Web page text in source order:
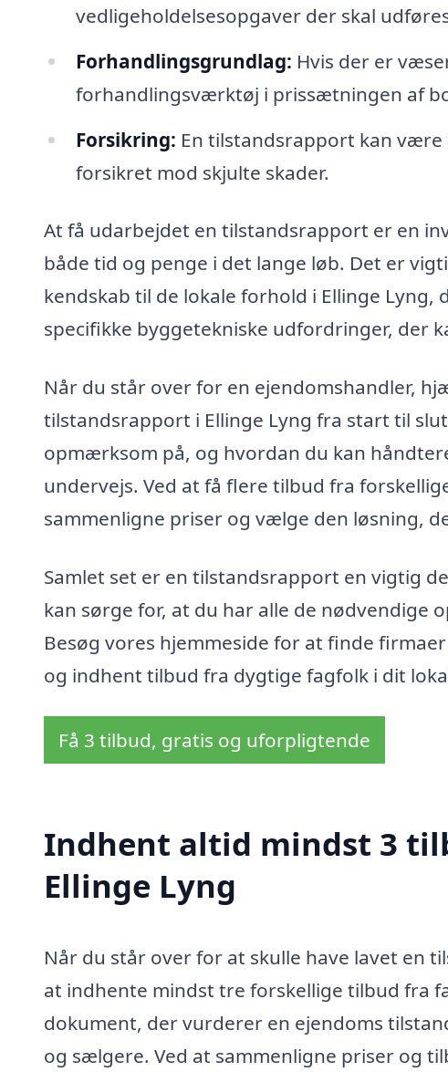
vedligeholdelsesopgaver der skal
Forhandlingsgrundlag: Hvis der er
forhandlingsværktøj i prissætningen af
Forsikring: En tilstandsrapport kan
forsikret mod skjulte skader.
At få udarbejdet en tilstandsrapport er en
både tid og penge i det lange løb. Det er
kendskab til de lokale forhold i Ellinge
specifikke byggetekniske udfordringer, der
Når du står over for en ejendomshandler,
tilstandsrapport i Ellinge Lyng fra start til
opmærksom på, og hvordan du kan
undervejs. Ved at få flere tilbud fra
sammenligne priser og vælge den løsning,
Samlet set er en tilstandsrapport en vigtig
kan sørge for, at du har alle de nødvendige
Besøg vores hjemmeside for at finde
og indhent tilbud fra dygtige fagfolk i dit
Få 3 tilbud, gratis og uforpligtende
Indhent altid mindst 3
Ellinge Lyng
Når du står over for at skulle have lavet en
at indhente mindst tre forskellige tilbud fra
dokument, der vurderer en ejendoms
og sælgere. Ved at sammenligne priser og